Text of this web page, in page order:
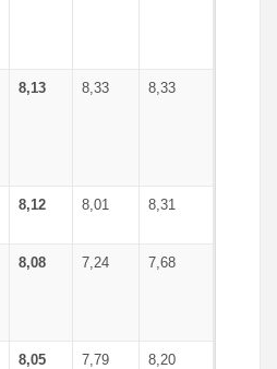
8,13 8,33 8,33
8,12 8,01 8,31
8,08 7,24 7,68
8,05 7,79 8,20